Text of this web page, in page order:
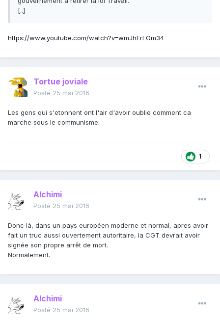
[..]
https://www.youtube.com/watch?v=wmJhFrLOm34
Tortue joviale
Posté 25 mai 2016
Les gens qui s'etonnent ont l'air d'avoir oublie comment ca
marche sous le communisme.
1
Alchimi
Posté 25 mai 2016
Donc là, dans un pays européen moderne et normal, apres avoir
fait un truc aussi ouvertement autoritaire, la CGT devrait avoir
signée son propre arrêt de mort.
Normalement.
Alchimi
Posté 25 mai 2016